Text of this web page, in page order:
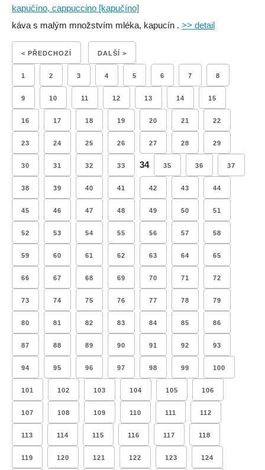
kapučíno, cappuccino [kapučíno]
káva s malým množstvím mléka, kapucín . >> detail
< PŘEDCHOZÍ DALŠÍ >
1 2 3 4 5 6 7 8
9 10 11 12 13 14 15
16 17 18 19 20 21 22
23 24 25 26 27 28 29
30 31 32 33 34 35 36 37
38 39 40 41 42 43 44
45 46 47 48 49 50 51
52 53 54 55 56 57 58
59 60 61 62 63 64 65
66 67 68 69 70 71 72
73 74 75 76 77 78 79
80 81 82 83 84 85 86
87 88 89 90 91 92 93
94 95 96 97 98 99 100
101 102 103 104 105 106
107 108 109 110 111 112
113 114 115 116 117 118
119 120 121 122 123 124